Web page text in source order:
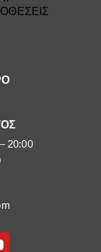
20:00